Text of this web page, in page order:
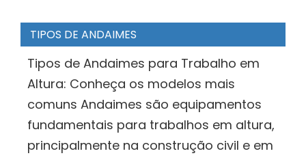
TIPOS DE ANDAIMES
Tipos de Andaimes para Trabalho em
Altura: Conheça os modelos mais
comuns Andaimes são equipamentos
fundamentais para trabalhos em altura,
principalmente na construção civil e em